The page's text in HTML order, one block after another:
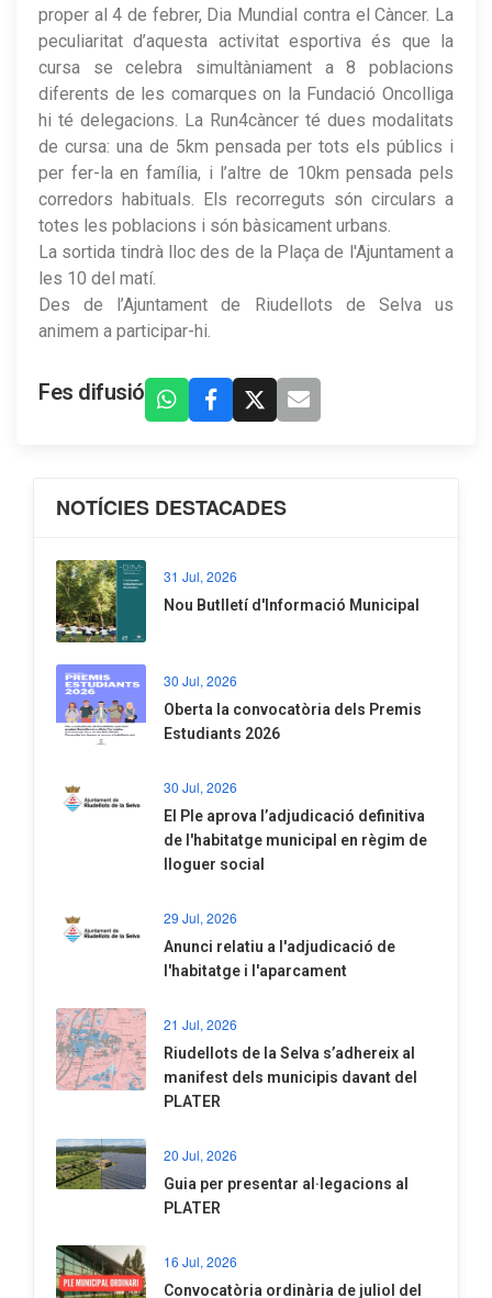
proper al 4 de febrer, Dia Mundial contra el Càncer. La
peculiaritat d’aquesta activitat esportiva és que la
cursa se celebra simultàniament a 8 poblacions
diferents de les comarques on la Fundació Oncolliga
hi té delegacions. La Run4càncer té dues modalitats
de cursa: una de 5km pensada per tots els públics i
per fer-la en família, i l’altre de 10km pensada pels
corredors habituals. Els recorreguts són circulars a
totes les poblacions i són bàsicament urbans.
La sortida tindrà lloc des de la Plaça de l'Ajuntament a
les 10 del matí.
Des de l’Ajuntament de Riudellots de Selva us
animem a participar-hi.
Fes difusió
NOTÍCIES DESTACADES
31 Jul, 2026
Nou Butlletí d'Informació Municipal
30 Jul, 2026
Oberta la convocatòria dels Premis
Estudiants 2026
30 Jul, 2026
El Ple aprova l’adjudicació definitiva
de l'habitatge municipal en règim de
lloguer social
29 Jul, 2026
Anunci relatiu a l'adjudicació de
l'habitatge i l'aparcament
21 Jul, 2026
Riudellots de la Selva s’adhereix al
manifest dels municipis davant del
PLATER
20 Jul, 2026
​Guia per presentar al·legacions al
PLATER
16 Jul, 2026
Convocatòria ordinària de juliol del